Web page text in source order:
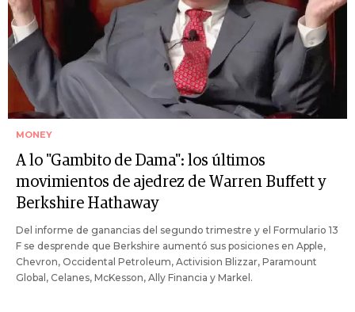
MONEY
A lo "Gambito de Dama": los últimos
movimientos de ajedrez de Warren Buffett y
Berkshire Hathaway
Del informe de ganancias del segundo trimestre y el Formulario 13
F se desprende que Berkshire aumentó sus posiciones en Apple,
Chevron, Occidental Petroleum, Activision Blizzar, Paramount
Global, Celanes, McKesson, Ally Financia y Markel.